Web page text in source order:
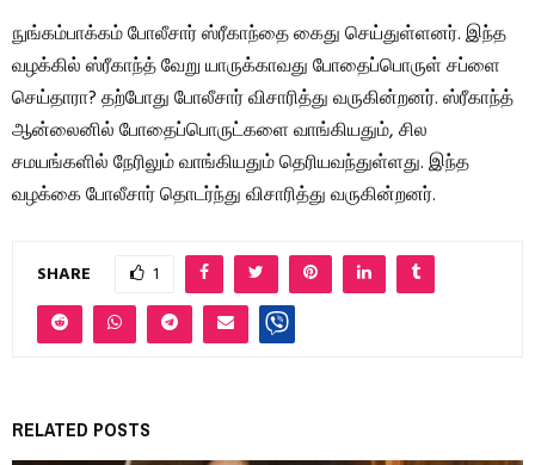
நுங்கம்பாக்கம் போலீசார் ஸ்ரீகாந்தை கைது செய்துள்ளனர். இந்த
வழக்கில் ஸ்ரீகாந்த் வேறு யாருக்காவது போதைப்பொருள் சப்ளை
செய்தாரா? தற்போது போலீசார் விசாரித்து வருகின்றனர். ஸ்ரீகாந்த்
ஆன்லைனில் போதைப்பொருட்களை வாங்கியதும், சில
சமயங்களில் நேரிலும் வாங்கியதும் தெரியவந்துள்ளது. இந்த
வழக்கை போலீசார் தொடர்ந்து விசாரித்து வருகின்றனர்.
SHARE 1
RELATED POSTS